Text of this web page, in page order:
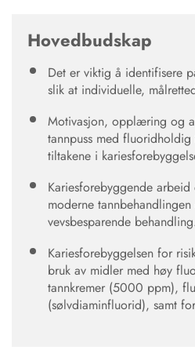
Hovedbudskap
Det er viktig å identifisere
slik at individuelle,
Motivasjon, opplæring og
tannpuss med
tiltakene i
Kariesforebyggende
moderne
vevsbesparende
Kariesforebyggelsen for
bruk av midler med høy
tannkremer (5000 ppm),
(sølvdiaminfluorid), samt